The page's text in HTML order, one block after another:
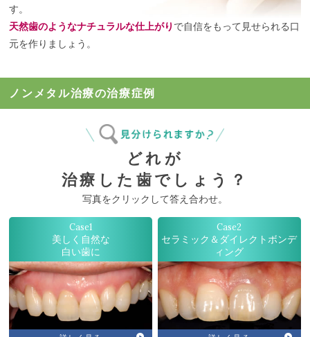
す。
天然歯のようなナチュラルな仕上がり で自信をもって見せられる口
元を作りましょう。
ノンメタル治療の治療症例
どれが
治療した歯でしょう？
写真をクリックして答え合わせ。
Case1
美しく自然な
白い歯に
Case2
セラミック＆ダイレクトボンデ
ィング